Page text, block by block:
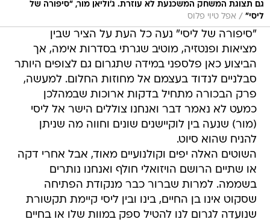
גם תצוגת המשחק המשכנעת לא עוזרת. ג'וליאן מור, "סיפורה של
ליסי" / אפל טיוי פלוס
"סיפורה של ליסי" נעה כל העת על הציר שבין
מציאות ופנטזיה, מוטיב שגרתי בסדרות אימה, אך
הביצוע כאן פלספני במידה שתגרום גם לצופים היותר
סבלניים לנדוד בעצמם אל מחוזות החלום. למעשה,
פרק הבכורה מתחיל בדקות ארוכות שבמהלכן
כמעט לא נאמר דבר ואנחנו צוללים הישר אל ליסי
(מור) שנעה בין לוקיישנים שונים וחווה מה שניתן
להניח שהוא סיוט.
השוטים האלה יפים וקולנועיים מאוד, אבל אחרי דקה
או שתיים הרושם הויזואלי חולף ואנחנו נותרים
בשממה. למרות שברור כבר מנקודת הפתיחה
שסקוט אינו בן החיים, בינו ובין ליסי קיימת תקשורת
שנועדה לגרום לנו להטיל ספק במוות שלו או בחיים